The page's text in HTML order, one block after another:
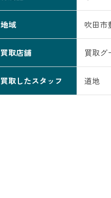
地域 吹田市
買取店舗 買取グ
買取したスタッフ 道地